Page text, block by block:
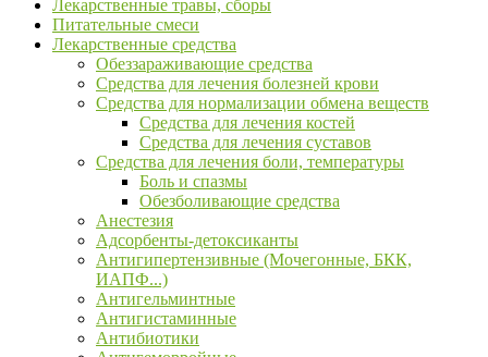
Лекарственные травы, сборы
Питательные смеси
Лекарственные средства
Обеззараживающие средства
Средства для лечения болезней крови
Средства для нормализации обмена веществ
Средства для лечения костей
Средства для лечения суставов
Средства для лечения боли, температуры
Боль и спазмы
Обезболивающие средства
Анестезия
Адсорбенты-детоксиканты
Антигипертензивные (Мочегонные, БКК,
ИАПФ...)
Антигельминтные
Антигистаминные
Антибиотики